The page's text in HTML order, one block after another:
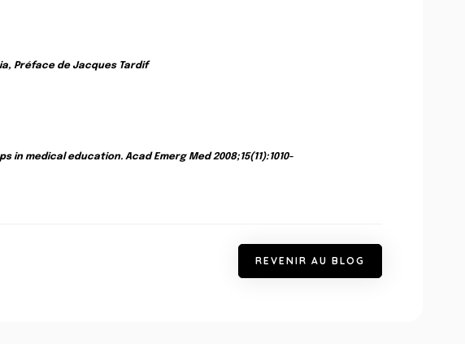
Préface de Jacques Tardif
in medical education. Acad Emerg Med 2008;15(11):1010-
RE VE NIR AU BLOG